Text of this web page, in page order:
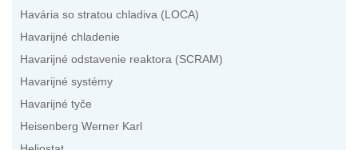
Havária so stratou chladiva (LOCA)
Havarijné chladenie
Havarijné odstavenie reaktora (SCRAM)
Havarijné systémy
Havarijné tyče
Heisenberg Werner Karl